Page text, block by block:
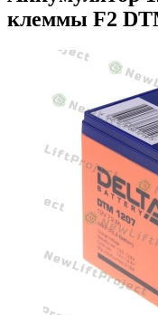
клеммы F2